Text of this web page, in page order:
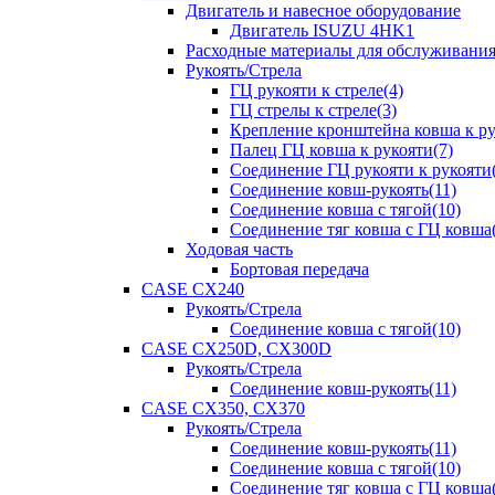
Двигатель и навесное оборудование
Двигатель ISUZU 4HK1
Расходные материалы для обслуживания
Рукоять/Стрела
ГЦ рукояти к стреле(4)
ГЦ стрелы к стреле(3)
Крепление кронштейна ковша к
Палец ГЦ ковша к рукояти(7)
Соединение ГЦ рукояти к
Соединение ковш-рукоять(11)
Соединение ковша с тягой(10)
Соединение тяг ковша с ГЦ
Ходовая часть
Бортовая передача
CASE CX240
Рукоять/Стрела
Соединение ковша с тягой(10)
CASE CX250D, CX300D
Рукоять/Стрела
Соединение ковш-рукоять(11)
CASE CX350, CX370
Рукоять/Стрела
Соединение ковш-рукоять(11)
Соединение ковша с тягой(10)
Соединение тяг ковша с ГЦ